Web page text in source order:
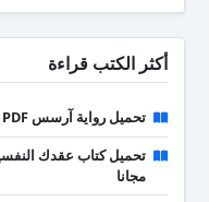
أكثر الكتب قراءة
تحميل رواية آرسس PDF أحمد آل حمدان
مجانا